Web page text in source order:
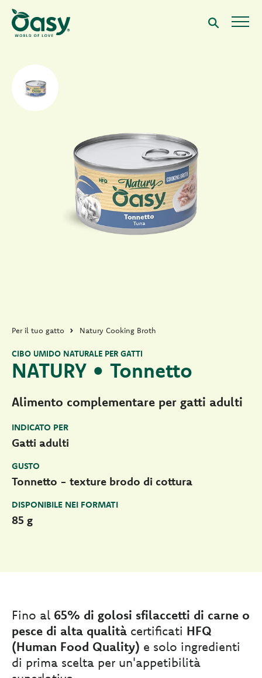
Per il tuo gatto Natury Cooking Broth
NATURY • Tonnetto
CIBO UMIDO NATURALE PER GATTI
Alimento complementare per gatti adulti
INDICATO PER
Gatti adulti
GUSTO
Tonnetto - texture brodo di cottura
DISPONIBILE NEI FORMATI
85 g
Fino al 65% di golosi sfilaccetti di carne o
pesce di alta qualità certificati HFQ
(Human Food Quality) e solo ingredienti
di prima scelta per un'appetibilità